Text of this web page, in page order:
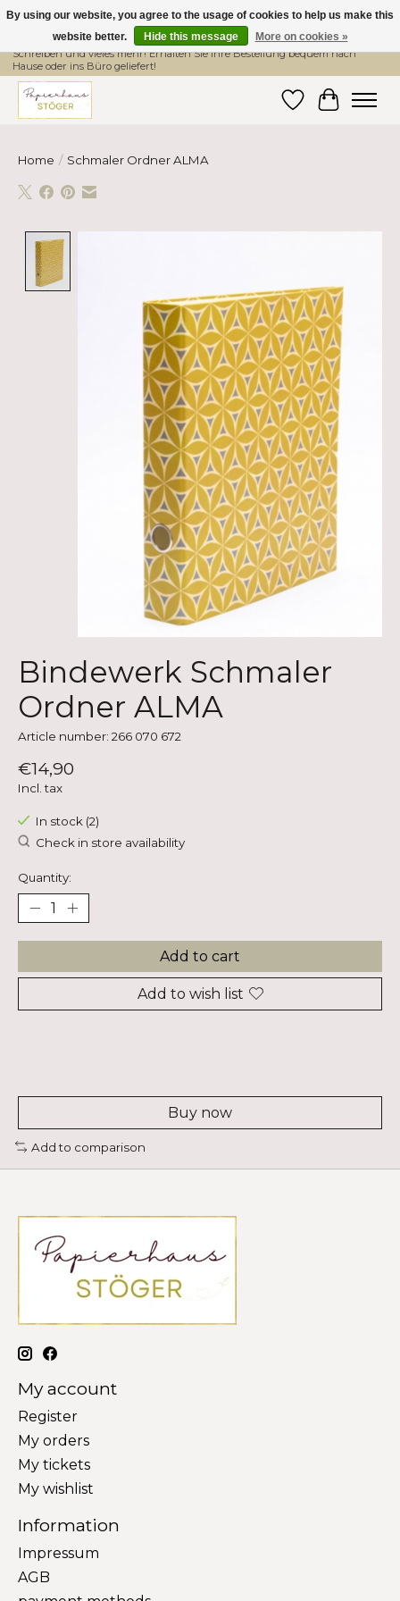
Hier finden Sie hochwertige Produkte im Bereich Schule, Büro, Papier,
Schreiben und vieles mehr! Erhalten Sie Ihre Bestellung bequem nach
Hause oder ins Büro geliefert!
WishlistCart
Home / Schmaler Ordner ALMA
Bindewerk Schmaler
Ordner ALMA
Article number: 266 070 672
€14,90
Incl. tax
In stock (2)
Check in store availability
Quantity:
Add to cart
Add to wish list
Buy now
Add to comparison
My account
Register
My orders
My tickets
My wishlist
Information
Impressum
AGB
By using our website, you agree to the usage of cookies to help us make this
website better.
Hide this message More on cookies »